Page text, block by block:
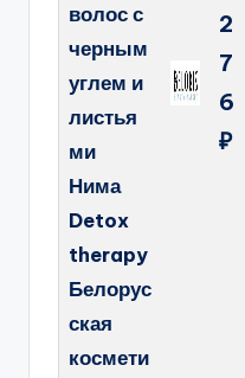
волос с
черным
углем и
листья
ми
Нима
Detox
therapy
Белорус
ская
космети
2
7
6
₽